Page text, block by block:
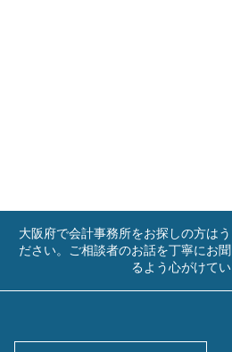
大阪府で会計事務所をお探しの方は
ださい。ご相談者のお話を丁寧にお
るよう心がけてい